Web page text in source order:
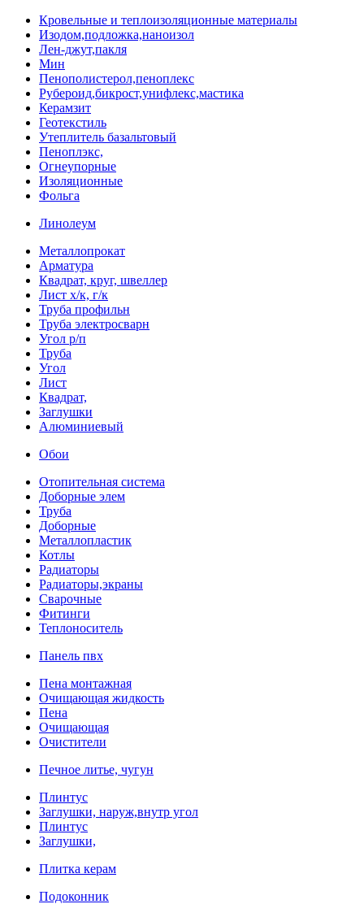
Кровельные и теплоизоляционные материалы
Изодом,подложка,наноизол
Лен-джут,пакля
Мин
Пенополистерол,пеноплекс
Рубероид,бикрост,унифлекс,мастика
Керамзит
Геотекстиль
Утеплитель базальтовый
Пеноплэкс,
Огнеупорные
Изоляционные
Фольга
Линолеум
Металлопрокат
Арматура
Квадрат, круг, швеллер
Лист х/к, г/к
Труба профильн
Труба электросварн
Угол р/п
Труба
Угол
Лист
Квадрат,
Заглушки
Алюминиевый
Обои
Отопительная система
Доборные элем
Труба
Доборные
Металлопластик
Котлы
Радиаторы
Радиаторы,экраны
Сварочные
Фитинги
Теплоноситель
Панель пвх
Пена монтажная
Очищающая жидкость
Пена
Очищающая
Очистители
Печное литье, чугун
Плинтус
Заглушки, наруж,внутр угол
Плинтус
Заглушки,
Плитка керам
Подоконник